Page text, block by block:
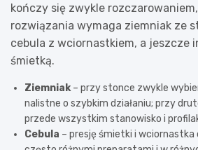
kończy się zwykle
rozwiązania wymaga ziemniak ze
cebula z wciornastkiem, a jeszcze
śmietką.
Ziemniak– przy stonce zwykle
nalistne o szybkim działaniu; przy
przede wszystkim stanowisko i
Cebula – presję śmietki i wciornastka